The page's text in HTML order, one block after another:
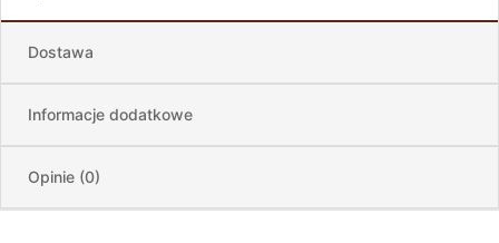
Dostawa
Informacje dodatkowe
Opinie (0)